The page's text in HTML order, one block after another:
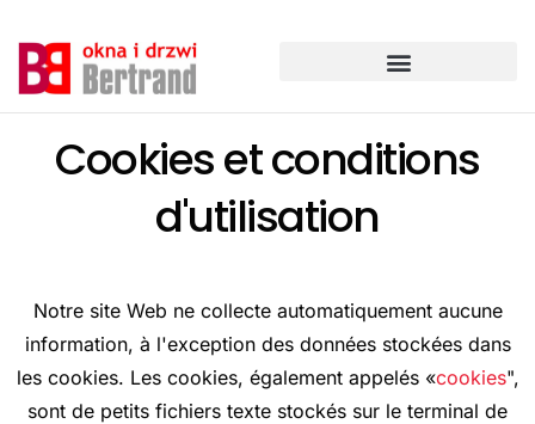
contenu
Cookies et conditions
d'utilisation
Notre site Web ne collecte automatiquement aucune
information, à l'exception des données stockées dans
les cookies. Les cookies, également appelés «cookies",
sont de petits fichiers texte stockés sur le terminal de